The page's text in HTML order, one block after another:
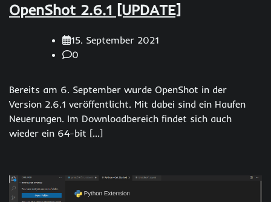
OpenShot 2.6.1 [UPDATE]
15. September 2021
0
Bereits am 6. September wurde OpenShot in der
Version 2.6.1 veröffentlicht. Mit dabei sind ein Haufen
Neuerungen. Im Downloadbereich findet sich auch
wieder ein 64-bit […]